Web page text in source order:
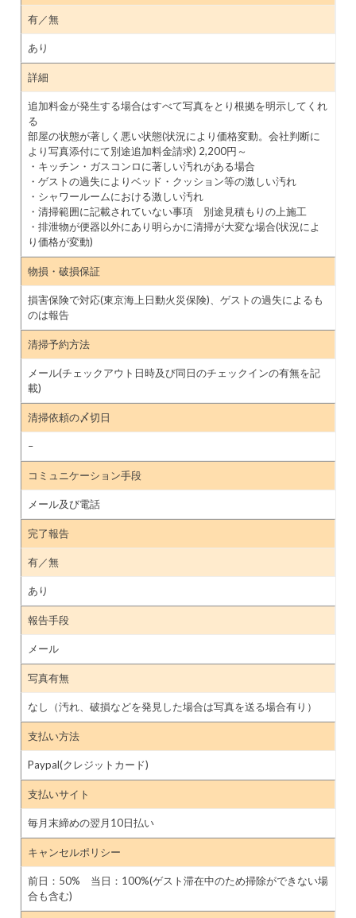
有／無
あり
詳細
追加料金が発生する場合はすべて写真をとり根拠を明示してくれ
る
部屋の状態が著しく悪い状態(状況により価格変動。会社判断に
より写真添付にて別途追加料金請求) 2,200円～
・キッチン・ガスコンロに著しい汚れがある場合
・ゲストの過失によりベッド・クッション等の激しい汚れ
・シャワールームにおける激しい汚れ
・清掃範囲に記載されていない事項 別途見積もりの上施工
・排泄物が便器以外にあり明らかに清掃が大変な場合(状況によ
り価格が変動)
物損・破損保証
損害保険で対応(東京海上日動火災保険)、ゲストの過失によるも
のは報告
清掃予約方法
メール(チェックアウト日時及び同日のチェックインの有無を記
載)
清掃依頼の〆切日
–
コミュニケーション手段
メール及び電話
完了報告
有／無
あり
報告手段
メール
写真有無
なし（汚れ、破損などを発見した場合は写真を送る場合有り）
支払い方法
Paypal(クレジットカード)
支払いサイト
毎月末締めの翌月10日払い
キャンセルポリシー
前日：50% 当日：100%(ゲスト滞在中のため掃除ができない場
合も含む)